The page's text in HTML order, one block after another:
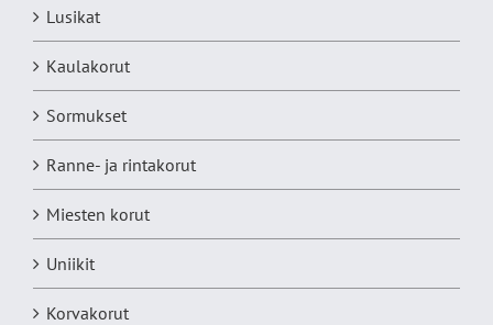
Lusikat
Kaulakorut
Sormukset
Ranne- ja rintakorut
Miesten korut
Uniikit
Korvakorut